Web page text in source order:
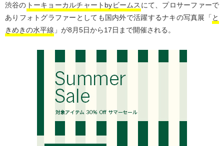
渋谷の トーキョーカルチャートbyビームス にて、プロサーファーで
ありフォトグラファーとしても国内外で活躍するナキの写真展「 と
きめきの水平線 」が8月5日から17日まで開催される。